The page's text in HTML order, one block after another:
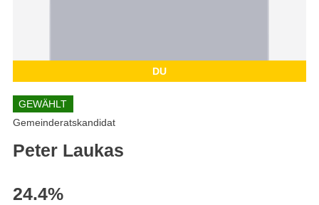
DU
GEWÄHLT
Gemeinderatskandidat
Peter Laukas
24.4%